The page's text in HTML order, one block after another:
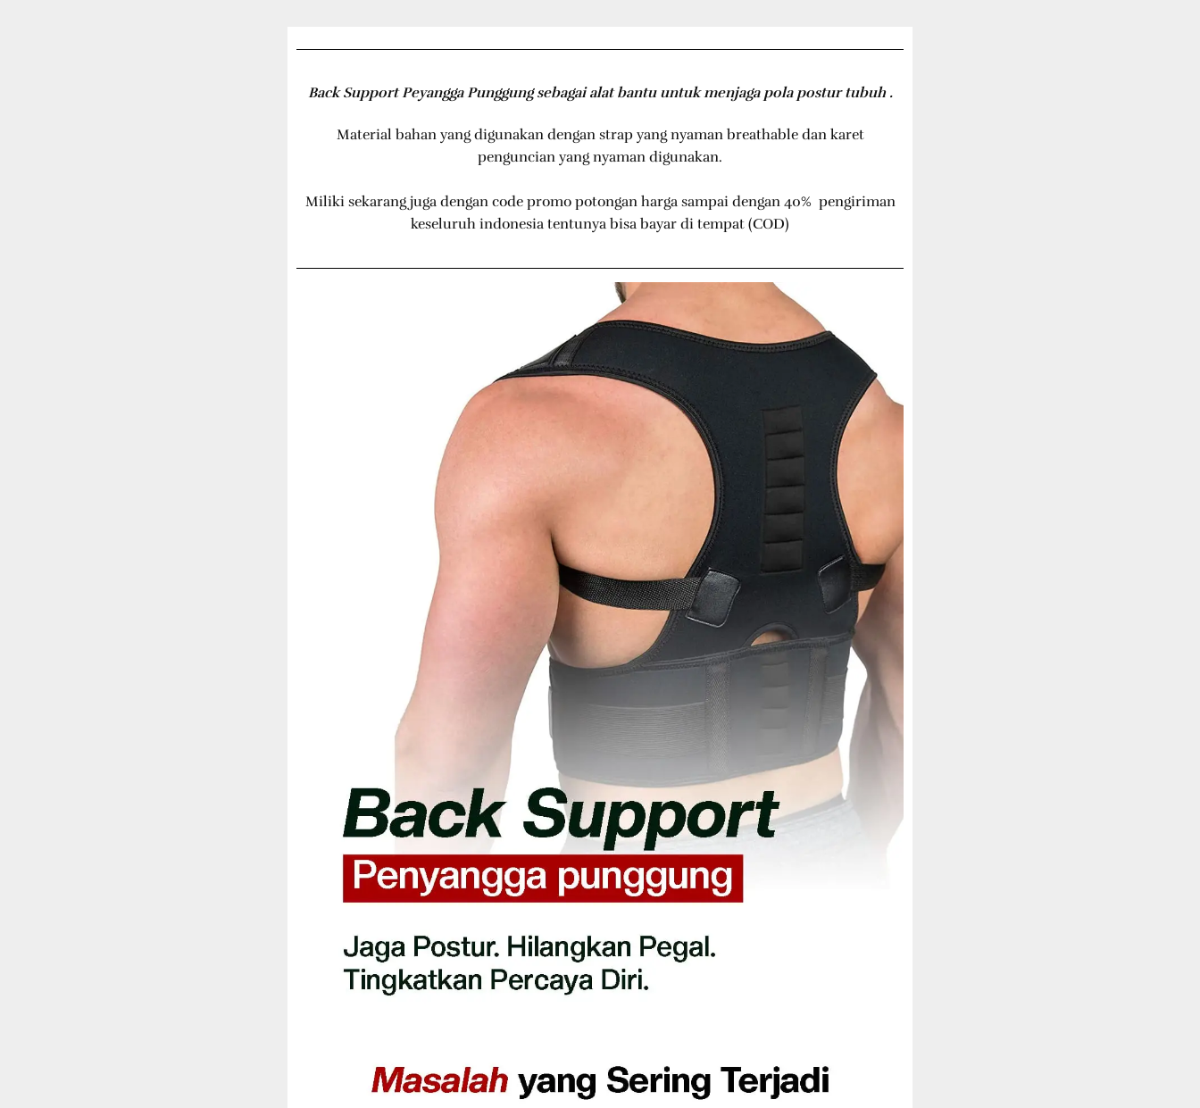
Back Support Peyangga Punggung sebagai alat bantu untuk menjaga pola postur tubuh .
Material bahan yang digunakan dengan strap yang nyaman breathable dan karet
penguncian yang nyaman digunakan.
Miliki sekarang juga dengan code promo potongan harga sampai dengan 40% pengiriman
keseluruh indonesia tentunya bisa bayar di tempat (COD)